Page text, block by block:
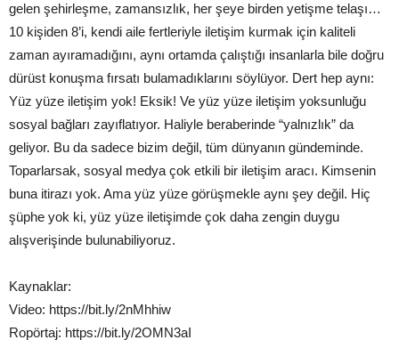
gelen şehirleşme, zamansızlık, her şeye birden yetişme telaşı…
10 kişiden 8’i, kendi aile fertleriyle iletişim kurmak için kaliteli
zaman ayıramadığını, aynı ortamda çalıştığı insanlarla bile doğru
dürüst konuşma fırsatı bulamadıklarını söylüyor. Dert hep aynı:
Yüz yüze iletişim yok! Eksik! Ve yüz yüze iletişim yoksunluğu
sosyal bağları zayıflatıyor. Haliyle beraberinde “yalnızlık” da
geliyor. Bu da sadece bizim değil, tüm dünyanın gündeminde.
Toparlarsak, sosyal medya çok etkili bir iletişim aracı. Kimsenin
buna itirazı yok. Ama yüz yüze görüşmekle aynı şey değil. Hiç
şüphe yok ki, yüz yüze iletişimde çok daha zengin duygu
alışverişinde bulunabiliyoruz.
Kaynaklar:
Video: https://bit.ly/2nMhhiw
Ropörtaj: https://bit.ly/2OMN3aI